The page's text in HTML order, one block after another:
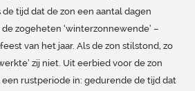
tijd dat de zon een aantal dagen
zogeheten ‘winterzonnewende’ –
van het jaar. Als de zon stilstond, zo
zij niet. Uit eerbied voor de zon
een rustperiode in: gedurende de tijd dat